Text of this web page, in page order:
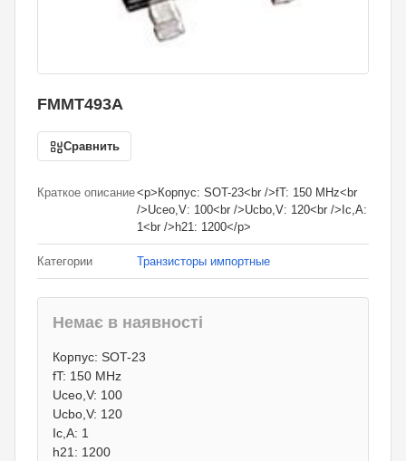
FMMT493A
Сравнить
Краткое описание<p>Корпус: SOT-23<br />fT: 150 MHz<br
/>Uceo,V: 100<br />Ucbo,V: 120<br />Ic,A:
1<br />h21: 1200</p>
Категории Транзисторы импортные
Немає в наявності
4,40 грн.
0 грн.
Корпус: SOT-23
fT: 150 MHz
Uceo,V: 100
Ucbo,V: 120
Ic,A: 1
h21: 1200